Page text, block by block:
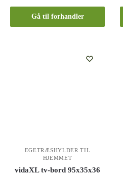
Gå til forhandler
EGETRÆSHYLDER TIL
HJEMMET
vidaXL tv-bord 95x35x36